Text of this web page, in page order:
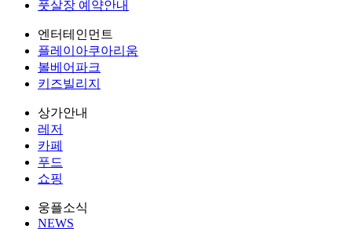
풋살장 예약안내
엔터테인먼트
플레이아쿠아리움
볼베어파크
키즈빌리지
상가안내
레저
카페
푸드
쇼핑
웅플소식
NEWS